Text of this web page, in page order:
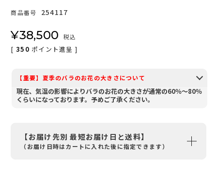
商品番号 254117
¥38,500 税込
[ 350 ポイント進呈 ]
【重要】夏季のバラのお花の大きさについて
現在、気温の影響によりバラのお花の大きさが通常の60％～80％
くらいになっております。予めご了承ください。
【お届け先別 最短お届け日と送料】
（お届け日時はカートに入れた後に指定できます）